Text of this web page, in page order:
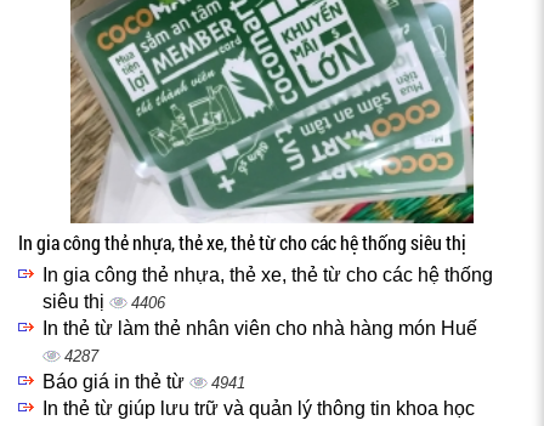
In gia công thẻ nhựa, thẻ xe, thẻ từ cho các hệ thống siêu thị
In gia công thẻ nhựa, thẻ xe, thẻ từ cho các hệ thống
siêu thị
4406
In thẻ từ làm thẻ nhân viên cho nhà hàng món Huế
4287
Báo giá in thẻ từ 4941
In thẻ từ giúp lưu trữ và quản lý thông tin khoa học